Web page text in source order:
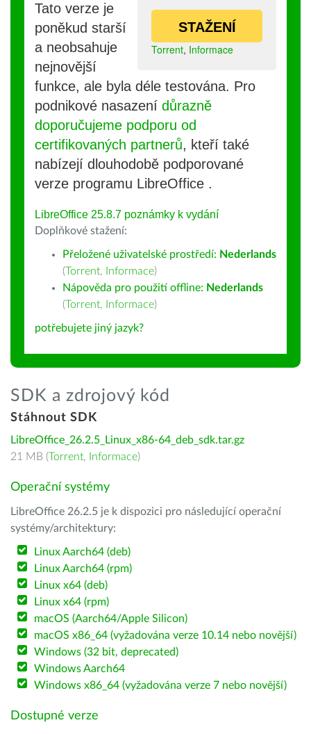
STAŽENÍ
Torrent, Informace
Tato verze je
poněkud starší
a neobsahuje
nejnovější
funkce, ale byla déle testována. Pro
podnikové nasazení důrazně
doporučujeme podporu od
certifikovaných partnerů, kteří také
nabízejí dlouhodobě podporované
verze programu LibreOffice .
LibreOffice 25.8.7 poznámky k vydání
Doplňkové stažení:
Přeložené uživatelské prostředí: Nederlands
(Torrent, Informace)
Nápověda pro použití offline: Nederlands
(Torrent, Informace)
potřebujete jiný jazyk?
SDK a zdrojový kód
Stáhnout SDK
LibreOffice_26.2.5_Linux_x86-64_deb_sdk.tar.gz
21 MB (Torrent, Informace)
Operační systémy
LibreOffice 26.2.5 je k dispozici pro následující operační
systémy/architektury:
Linux Aarch64 (deb)
Linux Aarch64 (rpm)
Linux x64 (deb)
Linux x64 (rpm)
macOS (Aarch64/Apple Silicon)
macOS x86_64 (vyžadována verze 10.14 nebo novější)
Windows (32 bit, deprecated)
Windows Aarch64
Windows x86_64 (vyžadována verze 7 nebo novější)
Dostupné verze